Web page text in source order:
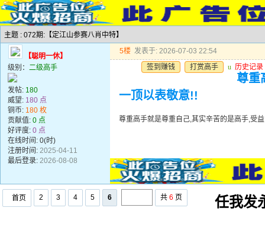
主题 : 072期:【定江山参赛八肖中特】
【聪明一休】
级别： 二级高手
发帖: 180
威望: 180 点
铜币: 180 枚
贡献值: 0 点
好评度: 0 点
在线时间: 0(时)
注册时间: 2025-04-11
最后登录: 2026-08-08
5楼 发表于: 2026-07-03 22:54
签到赚钱
打赏高手 u 历史记录
尊重
一顶以表敬意!!
尊重高手就是尊重自己,其实辛苦的是高手,受
首页 2 3 4 5 6 共 6 页 任我发